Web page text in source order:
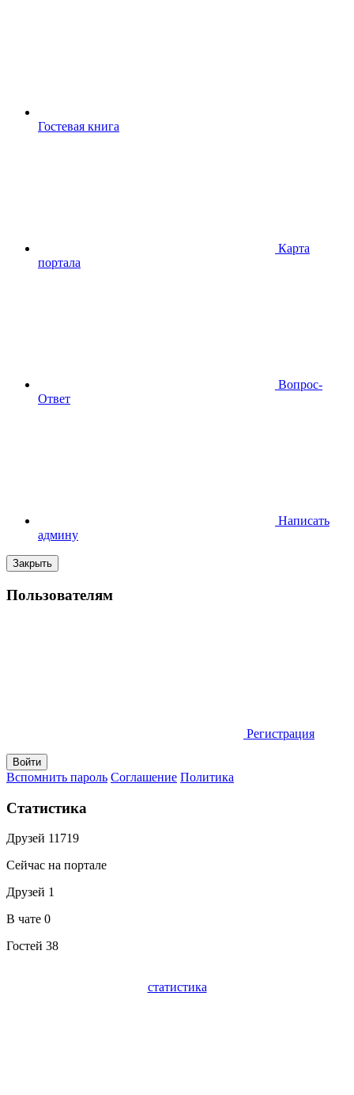
Гостевая книга
Карта
портала
Вопрос-
Ответ
Написать
админу
Закрыть
Пользователям
Регистрация
Вспомнить пароль Соглашение Политика
Статистика
Друзей 11719
Сейчас на портале
Друзей 1
В чате 0
Гостей 38
статистика